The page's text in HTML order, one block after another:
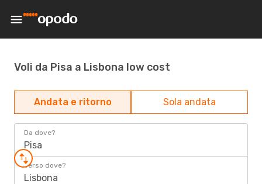
Voli da Pisa a Lisbona low cost
Andata e ritorno Sola andata
Da dove?
Pisa
Verso dove?
Lisbona